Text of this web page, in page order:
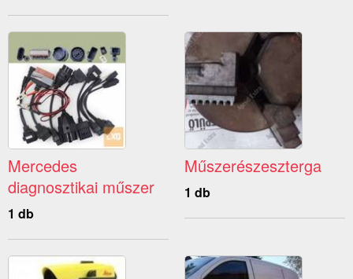
Mercedes
diagnosztikai műszer
1 db
Műszerészeszterga
1 db